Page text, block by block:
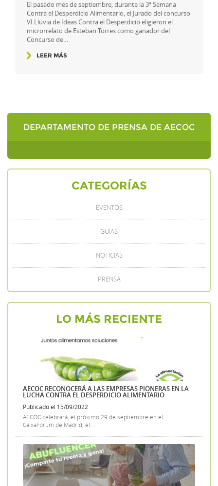
El pasado mes de septiembre, durante la 3ª Semana
Contra el Desperdicio Alimentario, el Jurado del concurso
VI Lluvia de Ideas Contra el Desperdicio eligieron el
microrrelato de Esteban Torres como ganador del
Concurso de…
LEER MÁS
DEPARTAMENTO DE PRENSA DE AECOC
CATEGORÍAS
EVENTOS
GUÍAS
NOTICIAS
PRENSA
LO MÁS RECIENTE
AECOC RECONOCERÁ A LAS EMPRESAS PIONERAS EN LA
LUCHA CONTRA EL DESPERDICIO ALIMENTARIO
Publicado el 15/09/2022
AECOC celebrará, el próximo 29 de septiembre en el
CaixaForum de Madrid, el...